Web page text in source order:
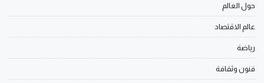
حول العالم
عالم الاقتصاد
رياضة
فنون وثقافة